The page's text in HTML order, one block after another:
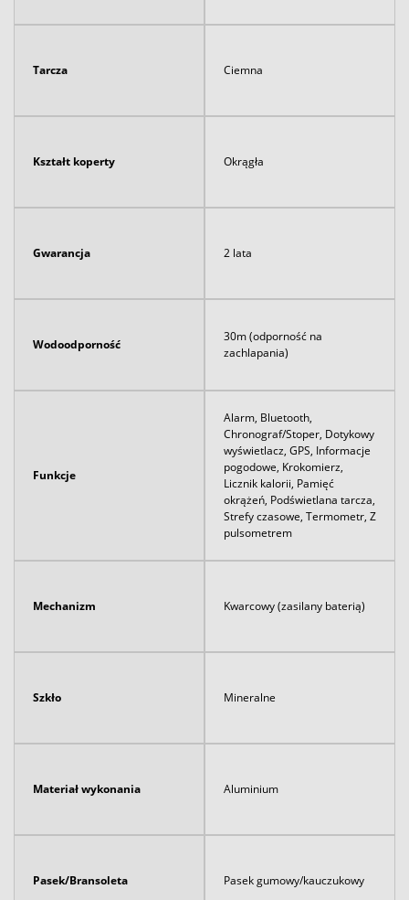
Tarcza Ciemna
Kształt koperty Okrągła
Gwarancja 2 lata
Wodoodporność
30m (odporność na
zachlapania)
Funkcje
Alarm, Bluetooth,
Chronograf/Stoper, Dotykowy
wyświetlacz, GPS, Informacje
pogodowe, Krokomierz,
Licznik kalorii, Pamięć
okrążeń, Podświetlana tarcza,
Strefy czasowe, Termometr, Z
pulsometrem
Mechanizm Kwarcowy (zasilany baterią)
Szkło Mineralne
Materiał wykonania Aluminium
Pasek/Bransoleta Pasek gumowy/kauczukowy